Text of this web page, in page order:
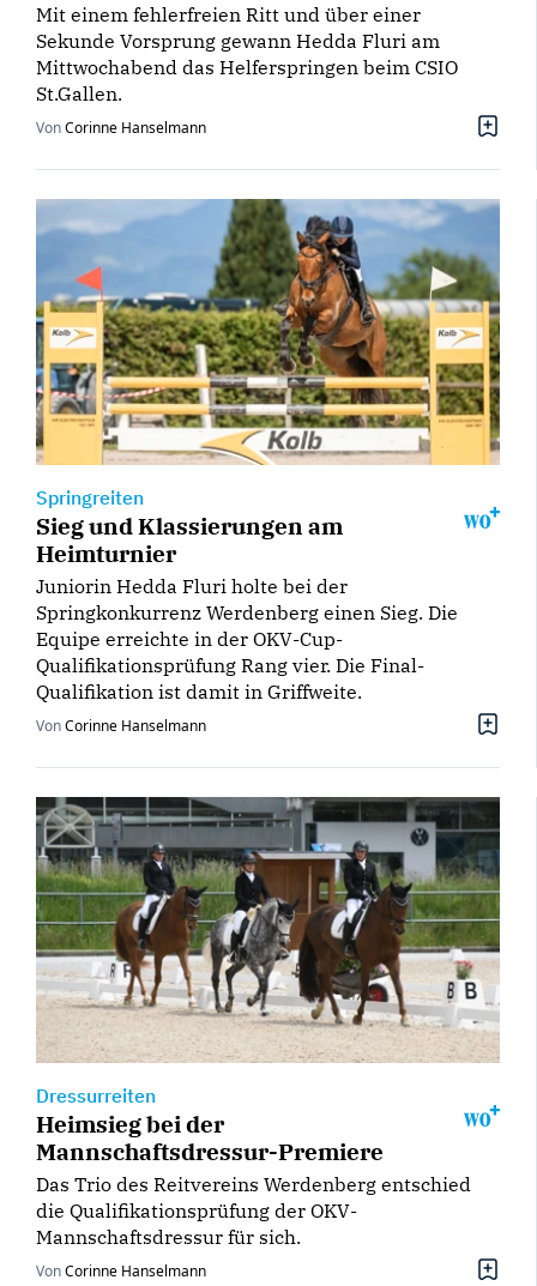
Mit einem fehlerfreien Ritt und über einer
Sekunde Vorsprung gewann Hedda Fluri am
Mittwochabend das Helferspringen beim CSIO
St.Gallen.
VonCorinne Hanselmann
Springreiten
Sieg und Klassierungen am
Heimturnier
Juniorin Hedda Fluri holte bei der
Springkonkurrenz Werdenberg einen Sieg. Die
Equipe erreichte in der OKV-Cup-
Qualifikationsprüfung Rang vier. Die Final-
Qualifikation ist damit in Griffweite.
VonCorinne Hanselmann
Dressurreiten
Heimsieg bei der
Mannschaftsdressur-Premiere
Das Trio des Reitvereins Werdenberg entschied
die Qualifikationsprüfung der OKV-
Mannschaftsdressur für sich.
VonCorinne Hanselmann